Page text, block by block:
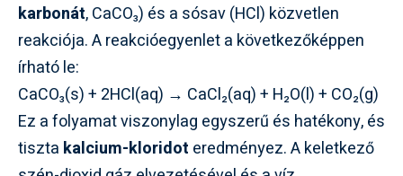
karbonát, CaCO₃) és a sósav (HCl) közvetlen
reakciója. A reakcióegyenlet a következőképpen
írható le:
CaCO₃(s) + 2HCl(aq) → CaCl₂(aq) + H₂O(l) + CO₂(g)
Ez a folyamat viszonylag egyszerű és hatékony, és
tiszta kalcium-kloridot eredményez. A keletkező